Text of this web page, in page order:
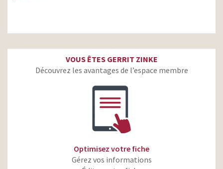
VOUS ÊTES GERRIT ZINKE
Découvrez les avantages de l’espace membre
Optimisez votre fiche
Gérez vos informations